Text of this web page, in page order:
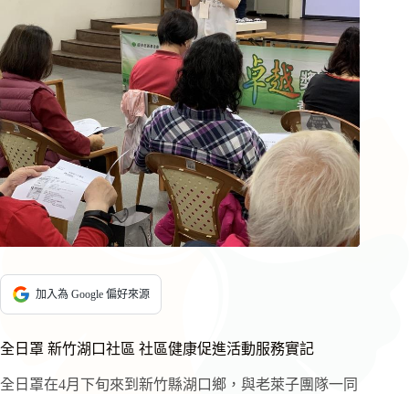
加入為 Google 偏好來源
全日罩 新竹湖口社區 社區健康促進活動服務實記
全日罩在4月下旬來到新竹縣湖口鄉，與老萊子團隊一同